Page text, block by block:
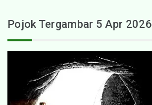
Pojok Tergambar 5 Apr 2026